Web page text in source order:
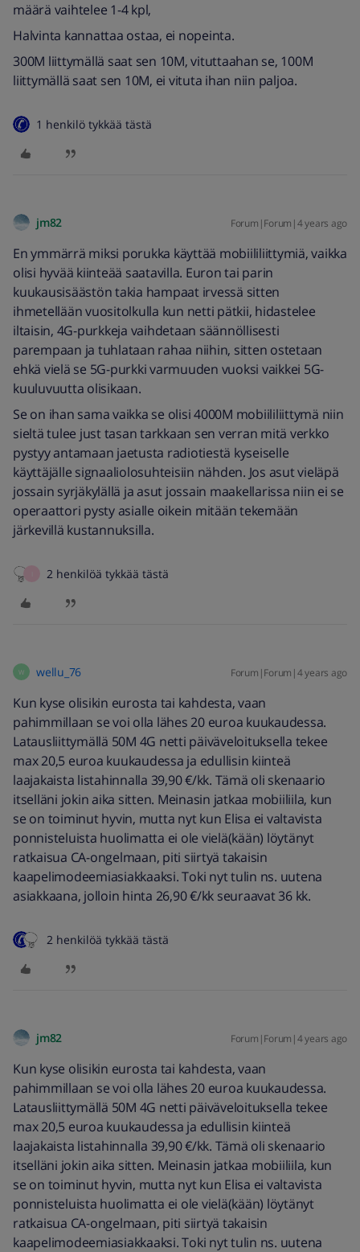
määrä vaihtelee 1-4 kpl,
Halvinta kannattaa ostaa, ei nopeinta.
300M liittymällä saat sen 10M, vituttaahan se, 100M
liittymällä saat sen 10M, ei vituta ihan niin paljoa.
1 henkilö tykkää tästä
jm82 Forum|Forum|4 years ago
En ymmärrä miksi porukka käyttää mobiililiittymiä, vaikka
olisi hyvää kiinteää saatavilla. Euron tai parin
kuukausisäästön takia hampaat irvessä sitten
ihmetellään vuositolkulla kun netti pätkii, hidastelee
iltaisin, 4G-purkkeja vaihdetaan säännöllisesti
parempaan ja tuhlataan rahaa niihin, sitten ostetaan
ehkä vielä se 5G-purkki varmuuden vuoksi vaikkei 5G-
kuuluvuutta olisikaan.
Se on ihan sama vaikka se olisi 4000M mobiililiittymä niin
sieltä tulee just tasan tarkkaan sen verran mitä verkko
pystyy antamaan jaetusta radiotiestä kyseiselle
käyttäjälle signaaliolosuhteisiin nähden. Jos asut vieläpä
jossain syrjäkylällä ja asut jossain maakellarissa niin ei se
operaattori pysty asialle oikein mitään tekemään
järkevillä kustannuksilla.
2 henkilöä tykkää tästä
W wellu_76 Forum|Forum|4 years ago
Kun kyse olisikin eurosta tai kahdesta, vaan
pahimmillaan se voi olla lähes 20 euroa kuukaudessa.
Latausliittymällä 50M 4G netti päiväveloituksella tekee
max 20,5 euroa kuukaudessa ja edullisin kiinteä
laajakaista listahinnalla 39,90 €/kk. Tämä oli skenaario
itselläni jokin aika sitten. Meinasin jatkaa mobiiliila, kun
se on toiminut hyvin, mutta nyt kun Elisa ei valtavista
ponnisteluista huolimatta ei ole vielä(kään) löytänyt
ratkaisua CA-ongelmaan, piti siirtyä takaisin
kaapelimodeemiasiakkaaksi. Toki nyt tulin ns. uutena
asiakkaana, jolloin hinta 26,90 €/kk seuraavat 36 kk.
2 henkilöä tykkää tästä
jm82 Forum|Forum|4 years ago
Kun kyse olisikin eurosta tai kahdesta, vaan
pahimmillaan se voi olla lähes 20 euroa kuukaudessa.
Latausliittymällä 50M 4G netti päiväveloituksella tekee
max 20,5 euroa kuukaudessa ja edullisin kiinteä
laajakaista listahinnalla 39,90 €/kk. Tämä oli skenaario
itselläni jokin aika sitten. Meinasin jatkaa mobiiliila, kun
se on toiminut hyvin, mutta nyt kun Elisa ei valtavista
ponnisteluista huolimatta ei ole vielä(kään) löytänyt
ratkaisua CA-ongelmaan, piti siirtyä takaisin
kaapelimodeemiasiakkaaksi. Toki nyt tulin ns. uutena